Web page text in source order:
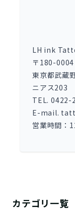
LH ink
〒180-0004
東京都武蔵
ニアス203
TEL. 0422-
E-mail.
営業時間：
カテゴリ一覧